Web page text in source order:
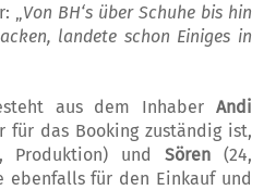
„Von BH‘s über Schuhe bis hin
landete schon Einiges in
aus dem Inhaber Andi
für das Booking zuständig ist,
Produktion) und Sören(24,
ebenfalls für den Einkauf und